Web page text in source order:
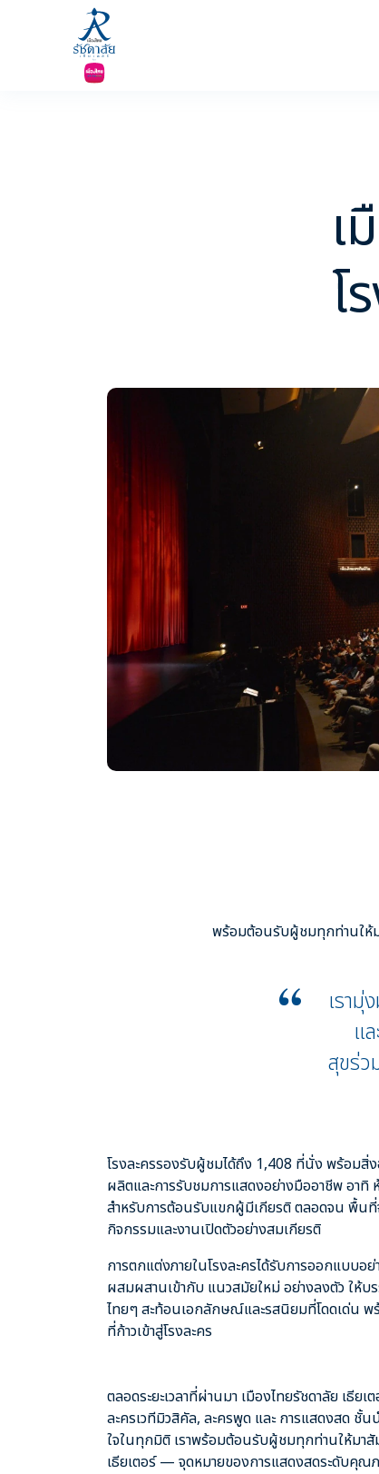
โปรดักชันต่างประเทศ
บัตรเข้าชม
เ
โ
พร้อมต้อนรับผู้ชมทุกท่านให้ม
เรามุ่
แ
สุขร่ว
โรงละครรองรับผู้ชมได้ถึง 1,408 ที่นั่ง พร้อมสิ่
ผลิตและการรับชมการแสดงอย่างมืออาชีพ อา
สำหรับการต้อนรับแขกผู้มีเกียรติ ตลอดจน พื้นที่
กิจกรรมและงานเปิดตัวอย่างสมเกียรติ
การตกแต่งภายในโรงละครได้รับการออกแบบอ
ผสมผสานเข้ากับ แนวสมัยใหม่ อย่างลงตัว ให้บ
ไทยๆ สะท้อนเอกลักษณ์และรสนิยมที่โดดเด่น พ
ที่ก้าวเข้าสู่โรงละคร
ตลอดระยะเวลาที่ผ่านมา เมืองไทยรัชดาลัย เธี
ละครเวทีมิวสิคัล, ละครพูด และ การแสดงสด ชั้
ใจในทุกมิติ เราพร้อมต้อนรับผู้ชมทุกท่านให้มาสั
เธียเตอร์ — จุดหมายของการแสดงสดระดับคุ